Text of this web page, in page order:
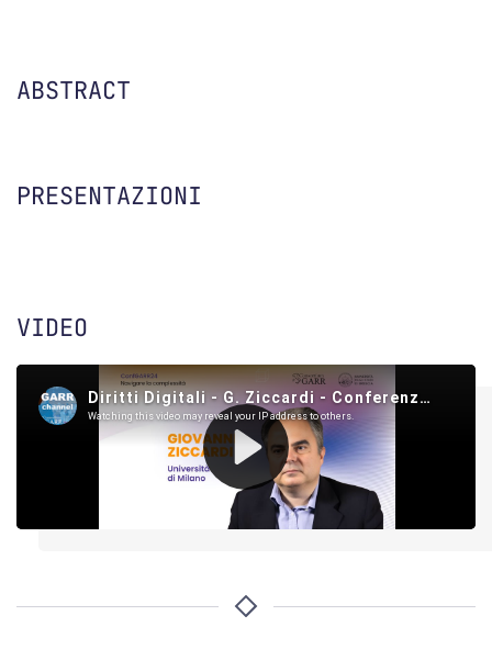
ABSTRACT
PRESENTAZIONI
VIDEO